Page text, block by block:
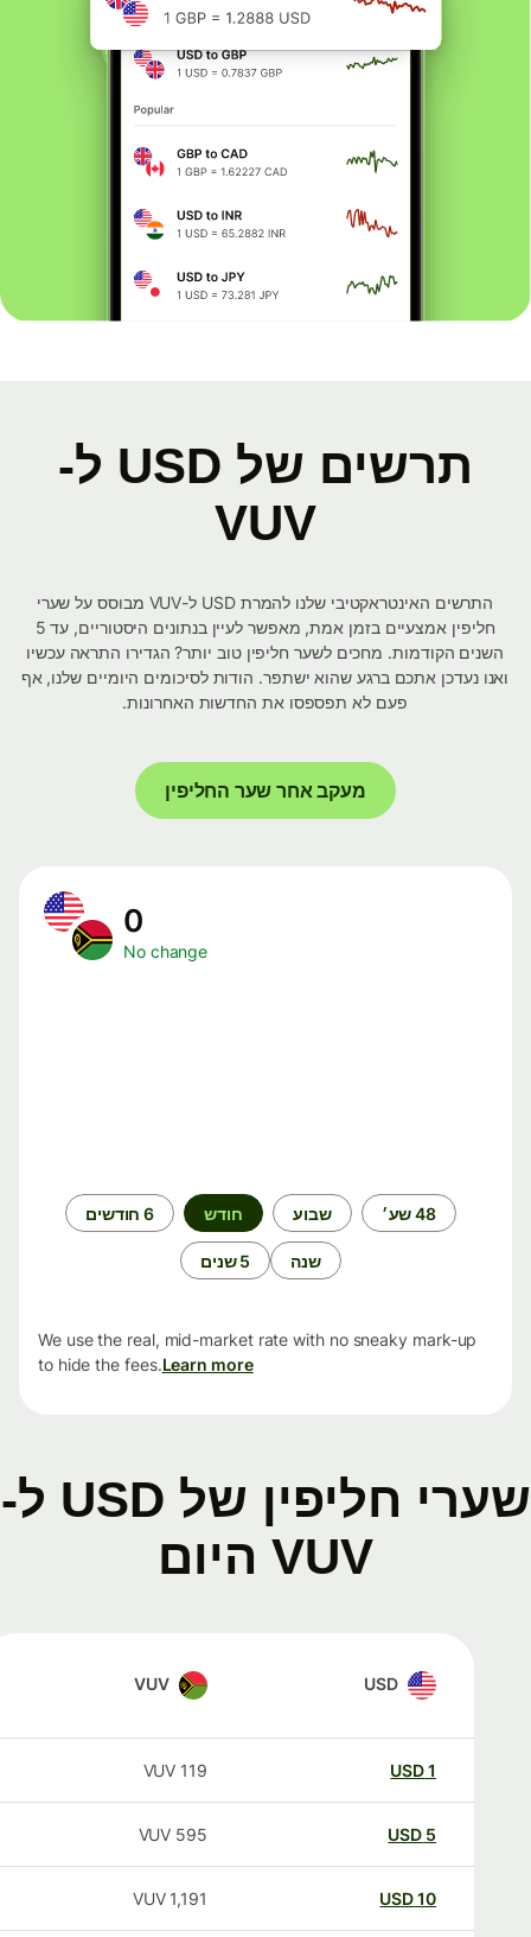
תרשים של USD ל-
VUV
התרשים האינטראקטיבי שלנו להמרת USD ל-VUV מבוסס על שערי
חליפין אמצעיים בזמן אמת, מאפשר לעיין בנתונים היסטוריים, עד 5
השנים הקודמות. מחכים לשער חליפין טוב יותר? הגדירו התראה עכשיו
ואנו נעדכן אתכם ברגע שהוא ישתפר. הודות לסיכומים היומיים שלנו, אף
פעם לא תפספסו את החדשות האחרונות.
מעקב אחר שער החליפין
No change
48 שע׳ שבוע חודש 6 חודשים
שנה 5 שנים
We use the real, mid-market rate with no sneaky mark-up
to hide the fees.Learn more
שערי חליפין של USD ל-
VUV היום
USD
VUV
USD
119
VUV
USD
595
VUV
USD
1,191
VUV